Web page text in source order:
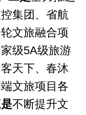
集团、省航
文旅融合项
级5A级旅游
天下、春沐
文旅项目各
不断提升文